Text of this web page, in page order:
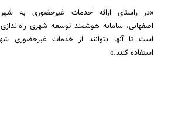
«در راستای ارائه خدمات غیرحضوری به
اصفهانی، سامانه هوشمند توسعه شهری
است تا آنها بتوانند از خدمات غیرحضوری
استفاده کنند.»
در مشهد پیاده روی اربعین حسینی در